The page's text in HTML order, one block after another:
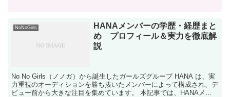
NoNoGirls
HANAメンバーの学歴・経歴まと
め プロフィール＆実力を徹底解
説
No No Girls（ノノガ）から誕生したガールズグループ HANA は、実
力重視のオーディションを勝ち抜いたメンバーによって構成され、デ
ビュー前から大きな注目を集めています。 本記事では、HANAメン